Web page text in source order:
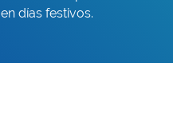
en días festivos.